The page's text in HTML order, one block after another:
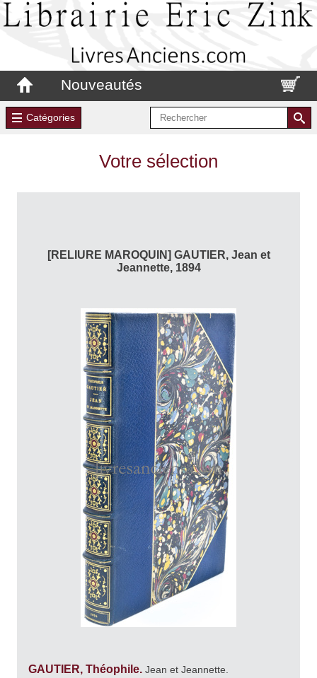
Nouveautés
Catégories
Votre sélection
[RELIURE MAROQUIN] GAUTIER, Jean et
Jeannette, 1894
GAUTIER, Théophile. Jean et Jeannette.